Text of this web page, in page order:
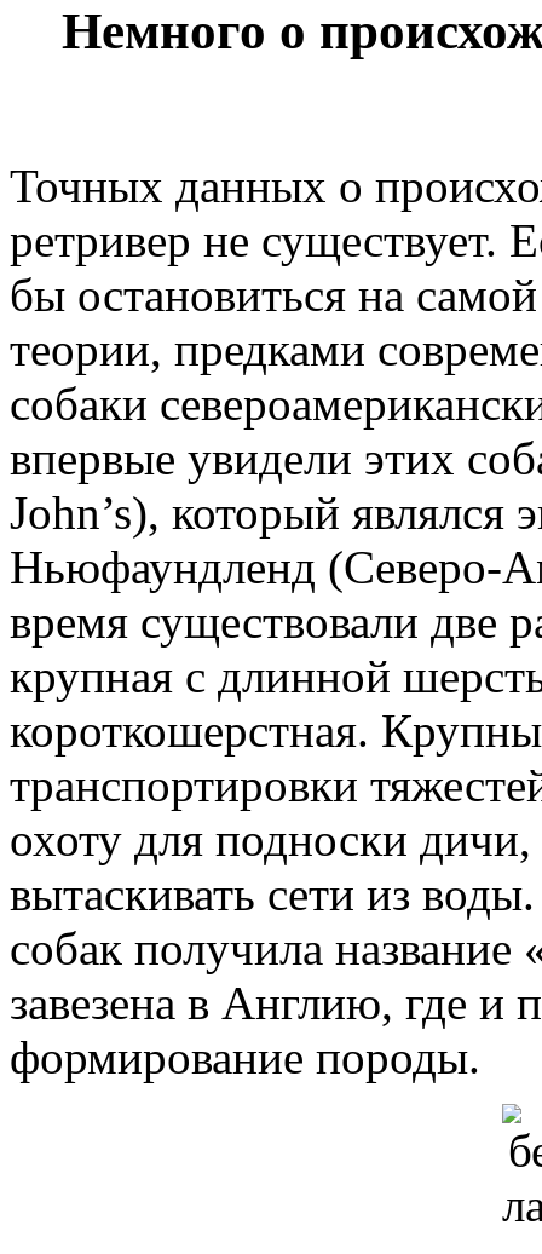
Немного о
Точных данных о
ретривер не существует.
бы остановиться на
теории, предками
собаки
впервые увидели этих
John’s), который
Ньюфаундленд (Северо-
время существовали две
крупная с длинной
короткошерстная.
транспортировки
охоту для подноски
вытаскивать сети из
собак получила
завезена в Англию, где и
формирование породы.